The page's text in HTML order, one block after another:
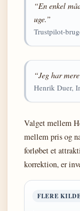
“En enkel
uge.”
Trustpilot-
“Jeg har
Henrik Duer,
Valget mellem
mellem pris og
forløbet et
korrektion, er
FLERE